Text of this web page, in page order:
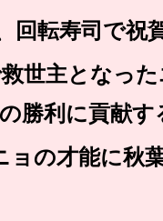
回転寿司で祝
世主となっ
勝利に貢献
ョの才能に秋